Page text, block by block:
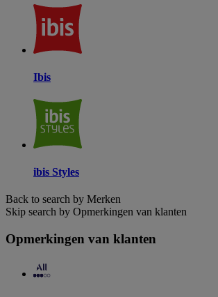
Ibis
ibis Styles
Back to search by Merken
Skip search by Opmerkingen van klanten
Opmerkingen van klanten